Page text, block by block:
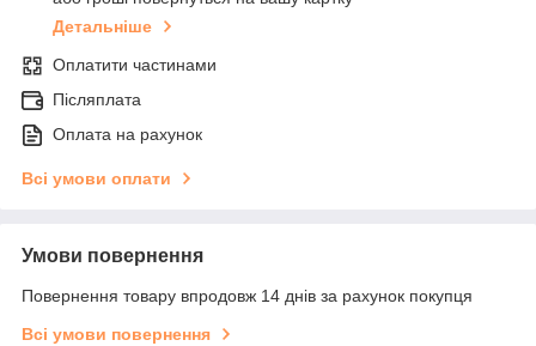
Детальніше
Оплатити частинами
Післяплата
Оплата на рахунок
Всі умови оплати
Умови повернення
Повернення товару впродовж 14 днів за рахунок покупця
Всі умови повернення